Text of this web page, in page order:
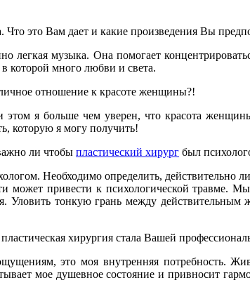
Что это Вам дает и какие произведения Вы
легкая музыка. Она помогает
которой много любви и света.
отношение к красоте женщины?!
я больше чем уверен, что красота
которую я могу получить!
ли чтобы пластический хирург был
Необходимо определить, действительно
привести к психологической травме.
тонкую грань между действительным
хирургия стала Вашей
это моя внутренняя потребность.
мое душевное состояние и привносит